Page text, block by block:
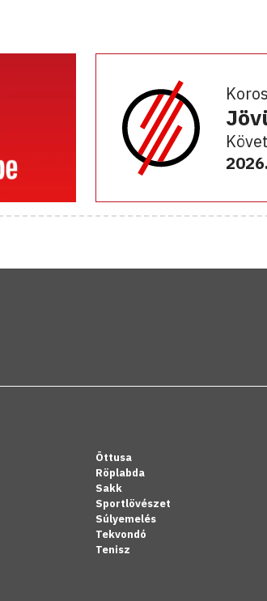
Öttusa
Röplabda
Sakk
Sportlövészet
Súlyemelés
Tekvondó
Tenisz